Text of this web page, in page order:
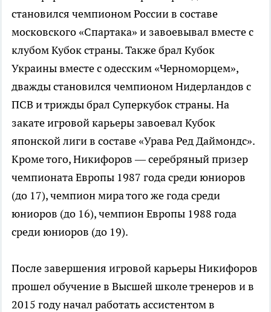
становился чемпионом России в составе
московского «Спартака» и завоевывал вместе с
клубом Кубок страны. Также брал Кубок
Украины вместе с одесским «Черноморцем»,
дважды становился чемпионом Нидерландов с
ПСВ и трижды брал Суперкубок страны. На
закате игровой карьеры завоевал Кубок
японской лиги в составе «Урава Ред Даймондс».
Кроме того, Никифоров — серебряный призер
чемпионата Европы 1987 года среди юниоров
(до 17), чемпион мира того же года среди
юниоров (до 16), чемпион Европы 1988 года
среди юниоров (до 19).
После завершения игровой карьеры Никифоров
прошел обучение в Высшей школе тренеров и в
2015 году начал работать ассистентом в